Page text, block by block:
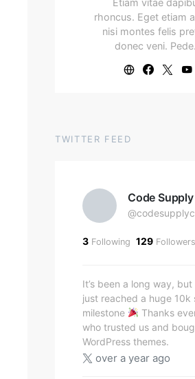
Etiam vitae
rhoncus. Eget etiam
nisi montes felis
donec veni.
TWITTER FEED
Code
3 Following 129 Followers
It’s been a long way, but
just reached a huge 10k
milestone
Thanks
who trusted us and
WordPress themes.
over a year ago